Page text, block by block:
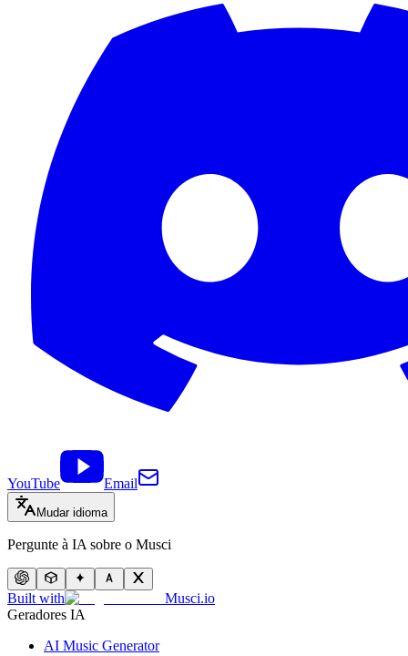
YouTube Email
Mudar idioma
Pergunte à IA sobre o Musci
Built with
Musci.io
Geradores IA
AI Music Generator